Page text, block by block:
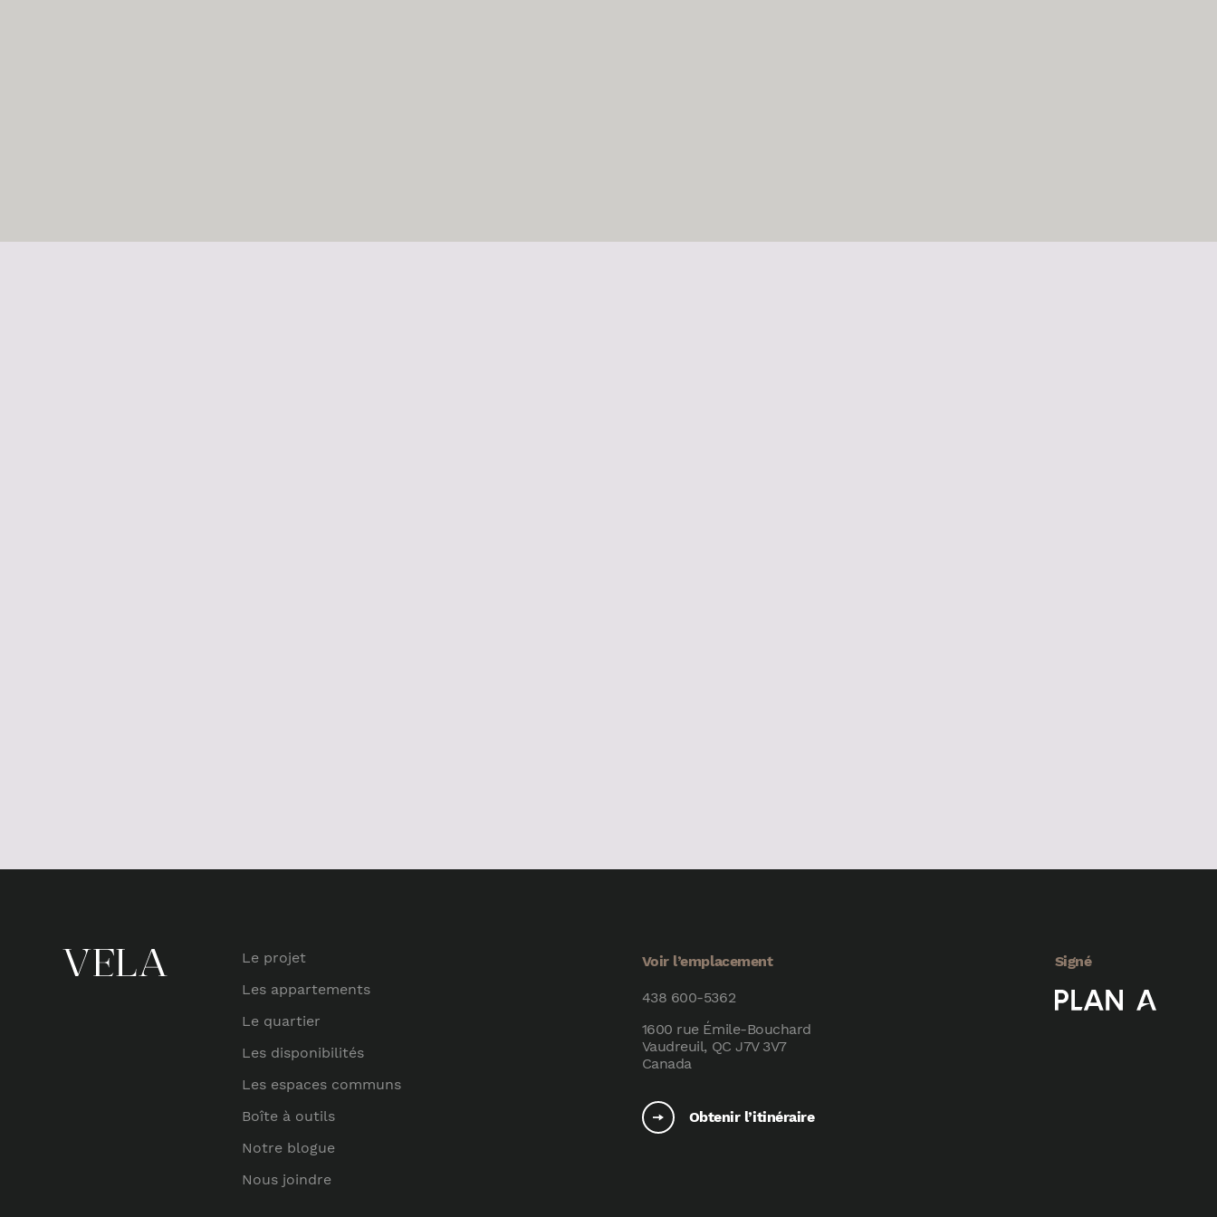
Le projet
Les appartements
Le quartier
Les disponibilités
Les espaces communs
Boîte à outils
Notre blogue
Nous joindre
Voir l’emplacement
438 600-5362
1600 rue Émile-Bouchard
Vaudreuil, QC J7V 3V7
Canada
Obtenir l’itinéraire
Signé